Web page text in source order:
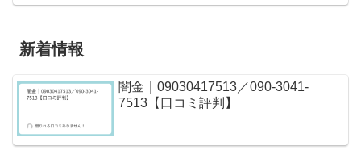
新着情報
闇金｜09030417513／090-3041-
7513【口コミ評判】